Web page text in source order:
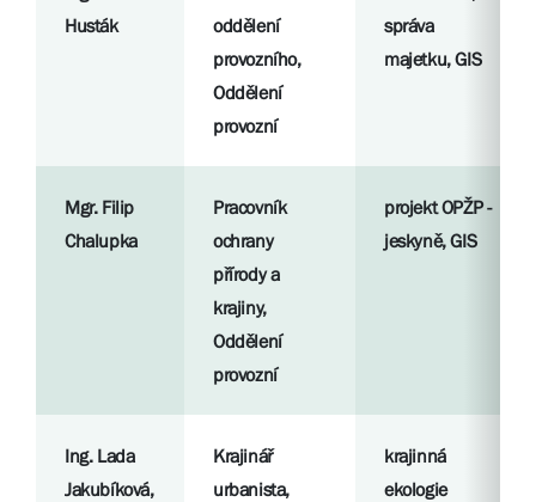
Husták
oddělení
provozního,
Oddělení
provozní
správa
majetku, GIS
Mgr. Filip
Chalupka
Pracovník
ochrany
přírody a
krajiny,
Oddělení
provozní
projekt OPŽP -
jeskyně, GIS
Ing. Lada
Jakubíková,
Krajinář
urbanista,
krajinná
ekologie